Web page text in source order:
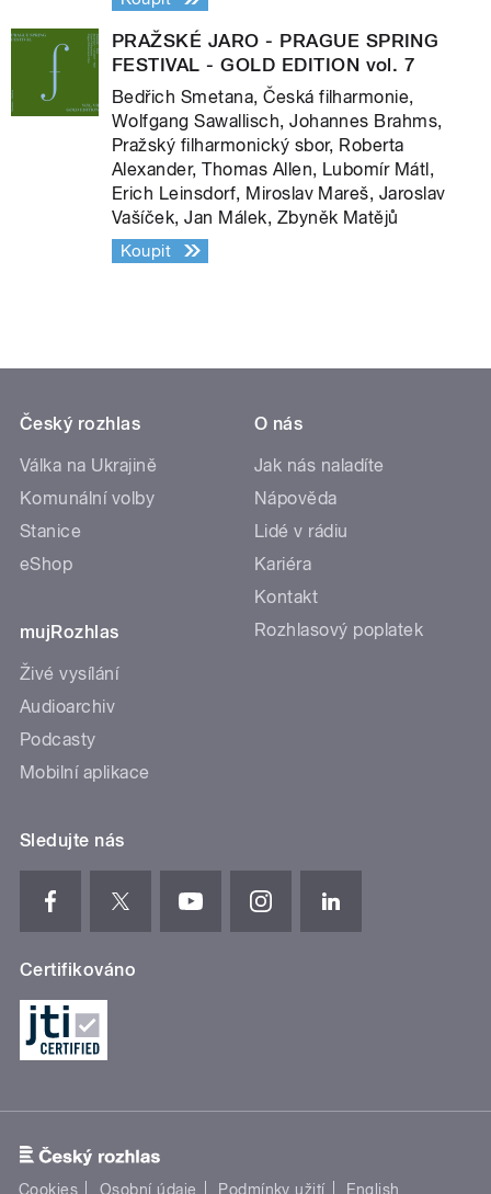
PRAŽSKÉ JARO - PRAGUE SPRING
FESTIVAL - GOLD EDITION vol. 7
Bedřich Smetana, Česká filharmonie,
Wolfgang Sawallisch, Johannes Brahms,
Pražský filharmonický sbor, Roberta
Alexander, Thomas Allen, Lubomír Mátl,
Erich Leinsdorf, Miroslav Mareš, Jaroslav
Vašíček, Jan Málek, Zbyněk Matějů
Koupit
Český rozhlas
Válka na Ukrajině
Komunální volby
Stanice
eShop
mujRozhlas
Živé vysílání
Audioarchiv
Podcasty
Mobilní aplikace
O nás
Jak nás naladíte
Nápověda
Lidé v rádiu
Kariéra
Kontakt
Rozhlasový poplatek
Sledujte nás
Certifikováno
Cookies Osobní údaje Podmínky užití English